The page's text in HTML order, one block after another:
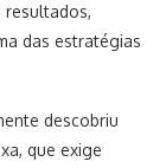
das estratégias
descobriu
que exige